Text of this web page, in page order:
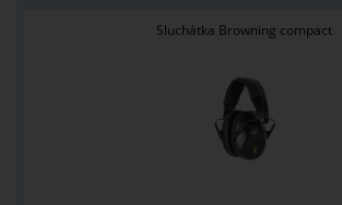
Sluchátka Browning compact